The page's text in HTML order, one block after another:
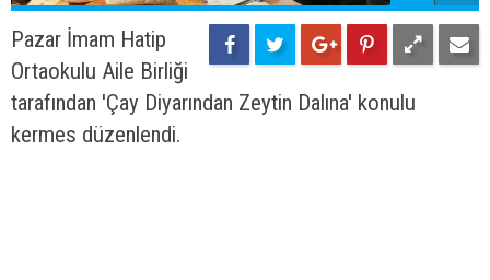
Pazar İmam Hatip
Ortaokulu Aile Birliği
tarafından 'Çay Diyarından Zeytin Dalına' konulu
kermes düzenlendi.